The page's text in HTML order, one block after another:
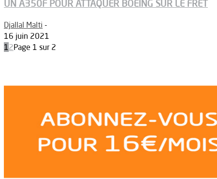
UN A350F POUR ATTAQUER BOEING SUR LE FRET
Djallal Malti -
16 juin 2021
12Page 1 sur 2